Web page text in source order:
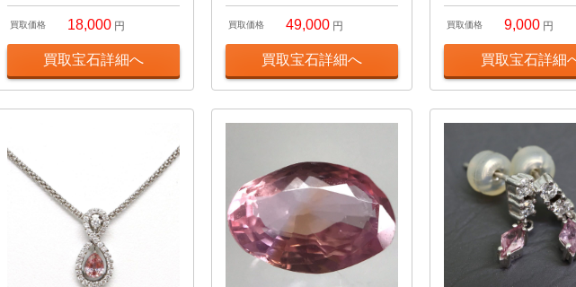
買取価格 18,000 円
買取宝石詳細へ
買取価格 49,000 円
買取宝石詳細へ
買取価格 9,000 円
買取宝石詳細